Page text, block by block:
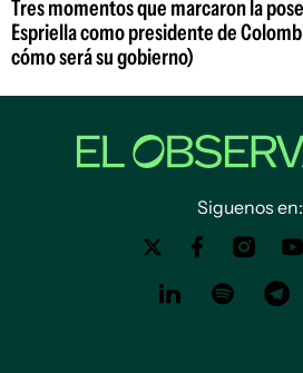
Tres momentos que marcaron la
Espriella como presidente de
cómo será su gobierno)
Siguenos en: